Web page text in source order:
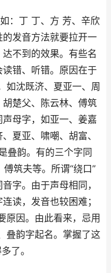
：丁 丁、方 芳、辛欣
发音方法就要拉开一
不到的效果。有些名
错、听错。原因在于
如沈既济、夏亚一、周
楚父、陈云林、傅筑
母字，如亚一、姜嘉
夏亚、啸嘲、胡富、
叠韵。有的三个字同
筑夫等。所谓“绕口”
字。由于声母相同，
读，发音也较困难；
原因。由此看来，忌用
叠韵字起名。掌握了这
了。